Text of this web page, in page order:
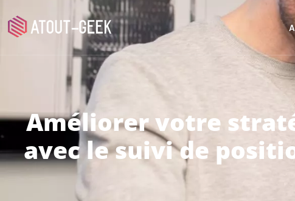
Améliorer votre
avec le suivi de